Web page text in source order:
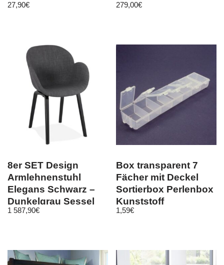
Wohnlicht
27,90€ 279,00€
8er SET Design
Armlehnenstuhl
Elegans Schwarz –
Dunkelgrau Sessel
Esszimmerstuhl Stuh
1 587,90€
Box transparent 7
Fächer mit Deckel
Sortierbox Perlenbox
Kunststoff
15×3,3×1,8cm
1,59€